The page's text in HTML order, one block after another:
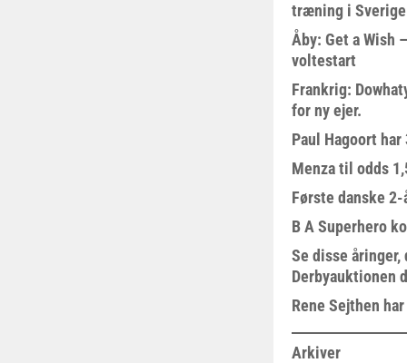
træning i Sverige
Åby: Get a Wish
voltestart
Frankrig:
for ny ejer.
Paul Hagoort
Menza til odds
Første danske
B A Superhero
Se disse
Derbyauktionen
Rene Sejthen
Arkiver